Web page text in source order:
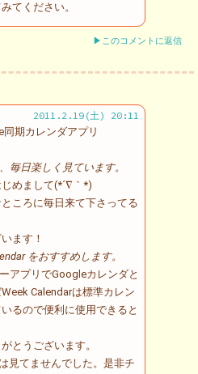
てください。
▶このコメントに返信
2011.2.19(土) 20:11
同期カレンダアプリ
毎日楽しく見ています。
めまして(*´∇｀*)
ころに毎日来て下さってる
ます！
をおすすめします。
アプリでGoogleカレンダと
Calendarは標準カレン
るので便利に使用できると
とうございます。
見てませんでした。是非チ